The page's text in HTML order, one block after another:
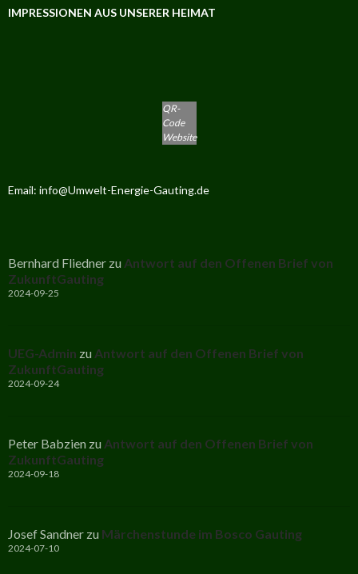
IMPRESSIONEN AUS UNSERER HEIMAT
QR-
Code
Website
Email: info@Umwelt-Energie-Gauting.de
Bernhard Fliedner zu Antwort auf den Offenen Brief von
ZukunftGauting
2024-09-25
UEG-Admin zu Antwort auf den Offenen Brief von
ZukunftGauting
2024-09-24
Peter Babzien zu Antwort auf den Offenen Brief von
ZukunftGauting
2024-09-18
Josef Sandner zu Märchenstunde im Bosco Gauting
2024-07-10